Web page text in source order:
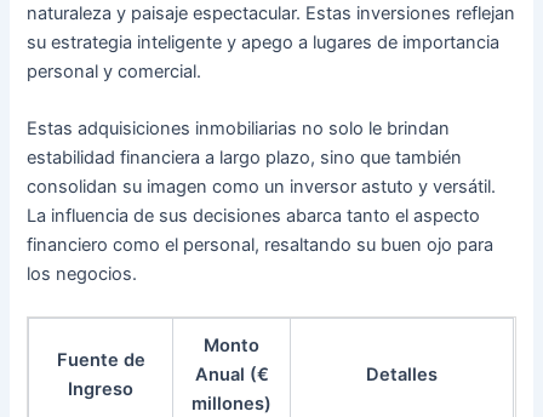
naturaleza y paisaje espectacular. Estas inversiones reflejan
su estrategia inteligente y apego a lugares de importancia
personal y comercial.
Estas adquisiciones inmobiliarias no solo le brindan
estabilidad financiera a largo plazo, sino que también
consolidan su imagen como un inversor astuto y versátil.
La influencia de sus decisiones abarca tanto el aspecto
financiero como el personal, resaltando su buen ojo para
los negocios.
Fuente de
Ingreso
Monto
Anual (€
millones)
Detalles